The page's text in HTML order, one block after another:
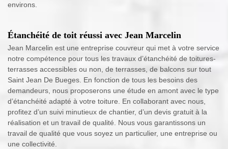
environs.
Étanchéité de toit réussi avec Jean Marcelin
Jean Marcelin est une entreprise couvreur qui met à votre service
notre compétence pour tous les travaux d’étanchéité de toitures-
terrasses accessibles ou non, de terrasses, de balcons sur tout
Saint Jean De Bueges. En fonction de tous les besoins des
demandeurs, nous proposerons une étude en amont avec le type
d’étanchéité adapté à votre toiture. En collaborant avec nous,
profitez d’un suivi minutieux de chantier, d’un devis gratuit à la
réalisation et un travail de qualité. Nous vous garantissons un
travail de qualité que vous soyez un particulier, une entreprise ou
une collectivité.